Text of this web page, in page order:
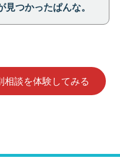
つかったぱんな。
相談を体験してみる